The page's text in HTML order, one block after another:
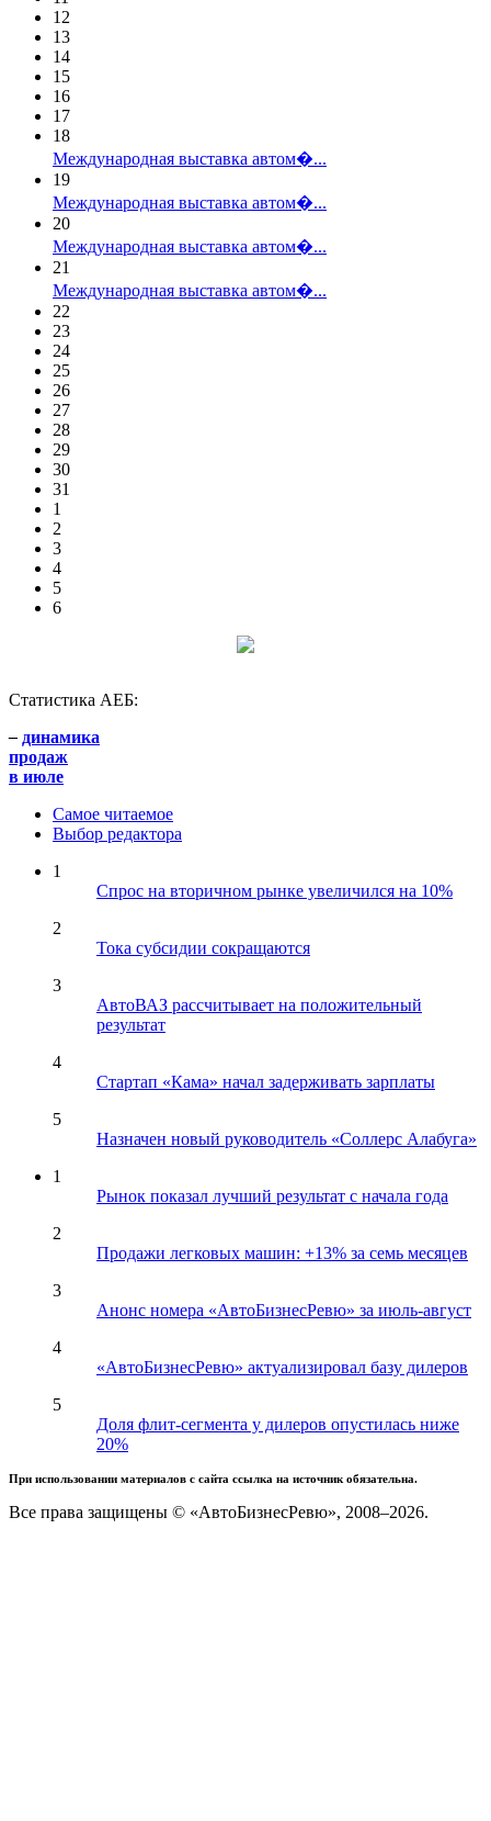
12
13
14
15
16
17
18
Международная выставка автом�...
19
Международная выставка автом�...
20
Международная выставка автом�...
21
Международная выставка автом�...
22
23
24
25
26
27
28
29
30
31
1
2
3
4
5
6
Статистика АЕБ:
– динамика
продаж
в июле
Самое читаемое
Выбор редактора
1
Спрос на вторичном рынке увеличился на 10%
2
Тока субсидии сокращаются
3
АвтоВАЗ рассчитывает на положительный
результат
4
Стартап «Кама» начал задерживать зарплаты
5
Назначен новый руководитель «Соллерс Алабуга»
1
Рынок показал лучший результат с начала года
2
Продажи легковых машин: +13% за семь месяцев
3
Анонс номера «АвтоБизнесРевю» за июль-август
4
«АвтоБизнесРевю» актуализировал базу дилеров
5
Доля флит-сегмента у дилеров опустилась ниже
20%
При использовании материалов с сайта ссылка на источник обязательна.
Все права защищены © «АвтоБизнесРевю», 2008–2026.